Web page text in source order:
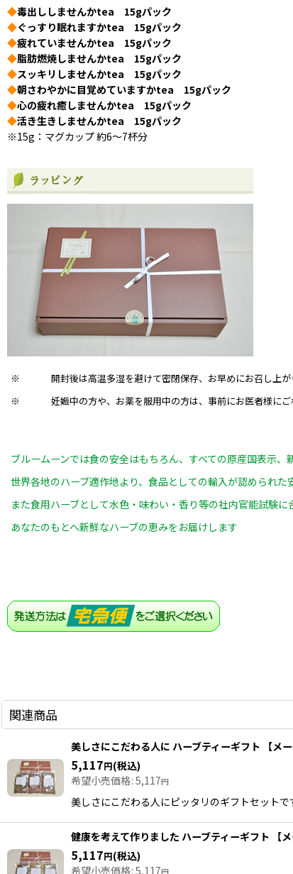
◆毒出ししませんかtea 15gパック
◆ぐっすり眠れますかtea 15gパック
◆疲れていませんかtea 15gパック
◆脂肪燃焼しませんかtea 15gパック
◆スッキリしませんかtea 15gパック
◆朝さわやかに目覚めていますかtea 15gパック
◆心の疲れ癒しませんかtea 15gパック
◆活き生きしませんかtea 15gパック
※15g：マグカップ 約6〜7杯分
※
開封後は高温多湿を避けて密閉保存、お早めにお召し上が
※
妊娠中の方や、お薬を服用中の方は、事前にお医者様にご
ブルームーンでは食の安全はもちろん、すべての原産国表示、
世界各地のハーブ適作地より、食品としての輸入が認められた
また食用ハーブとして水色・味わい・香り等の社内官能試験
あなたのもとへ新鮮なハーブの恵みをお届けします
関連商品
美しさにこだわる人に ハーブティーギフト 【メー
5,117円(税込)
希望小売価格: 5,117円
美しさにこだわる人にピッタリのギフトセッ
健康を考えて作りました ハーブティーギフト 【メ
5,117円(税込)
希望小売価格: 5,117円